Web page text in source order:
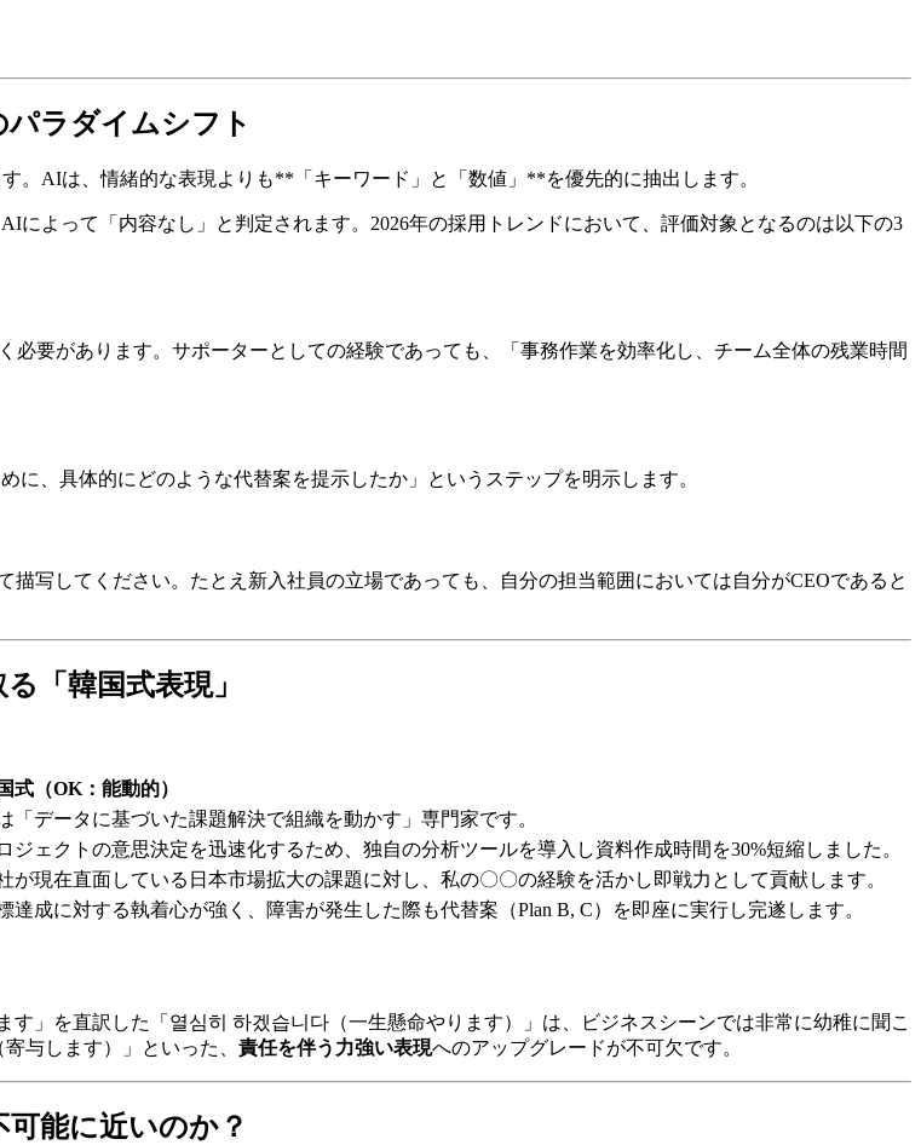
パラダイムシフト
。AIは、情緒的な表現よりも**「キーワード」と「数値」**を優先的に抽出します。
によって「内容なし」と判定されます。2026年の採用トレンドにおいて、評価対象となるのは以下の3
必要があります。サポーターとしての経験であっても、「事務作業を効率化し、チーム全体の残業時間
に、具体的にどのような代替案を提示したか」というステップを明示します。
写してください。たとえ新入社員の立場であっても、自分の担当範囲においては自分がCEOであると
「韓国式表現」
式（OK：能動的）
「データに基づいた課題解決で組織を動かす」専門家です。
ジェクトの意思決定を迅速化するため、独自の分析ツールを導入し資料作成時間を30%短縮しました。
が現在直面している日本市場拡大の課題に対し、私の〇〇の経験を活かし即戦力として貢献します。
達成に対する執着心が強く、障害が発生した際も代替案（Plan B, C）を即座に実行し完遂します。
」を直訳した「열심히 하겠습니다（一生懸命やります）」は、ビジネスシーンでは非常に幼稚に聞こ
与します）」といった、 責任を伴う力強い表現へのアップグレードが不可欠です。
能に近いのか？